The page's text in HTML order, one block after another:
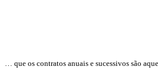
… que os contratos anuais e sucessivos são